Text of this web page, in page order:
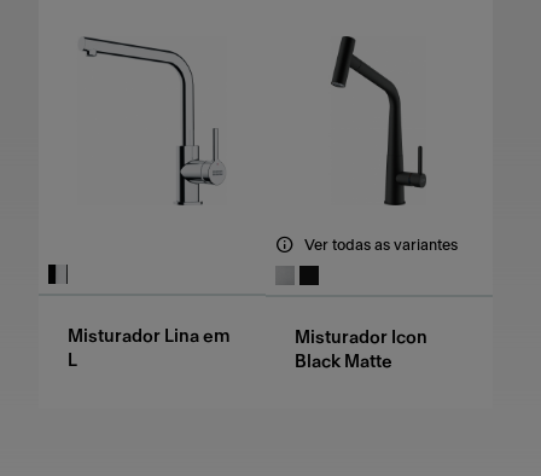
Misturador Lina em
L
Ver todas as variantes
Misturador Icon
Black Matte